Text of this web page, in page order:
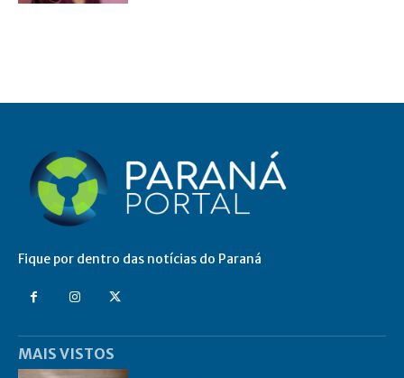
Fique por dentro das notícias do Paraná
MAIS VISTOS